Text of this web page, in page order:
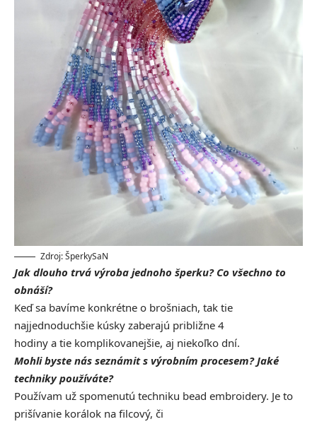
Zdroj: ŠperkySaN
Jak dlouho trvá výroba jednoho šperku? Co všechno to
obnáší?
Keď sa bavíme konkrétne o brošniach, tak tie
najjednoduchšie kúsky zaberajú približne 4
hodiny a tie komplikovanejšie, aj niekoľko dní.
Mohli byste nás seznámit s výrobním procesem? Jaké
techniky používáte?
Používam už spomenutú techniku bead embroidery. Je to
prišívanie korálok na filcový, či